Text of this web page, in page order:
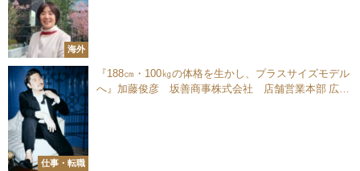
海外
仕事・転職
『188㎝・100㎏の体格を生かし、プラスサイズモデル
へ』加藤俊彦 坂善商事株式会社 店舗営業本部 広報